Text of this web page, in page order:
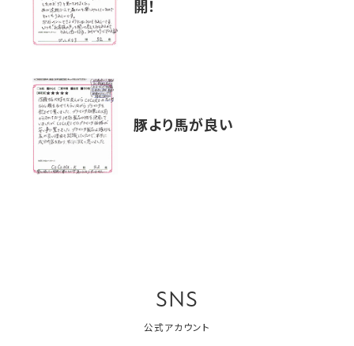
開！
豚より馬が良い
SNS
公式アカウント